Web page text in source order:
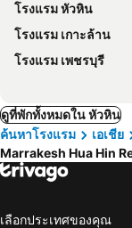
โรงแรม หัวหิน
โรงแรม เกาะล้าน
โรงแรม เพชรบุรี
ดูที่พักทั้งหมดใน หัวหิน
ค้นหาโรงแรม
เอเชีย
Marrakesh Hua Hin
เลือกประเทศของคุณ